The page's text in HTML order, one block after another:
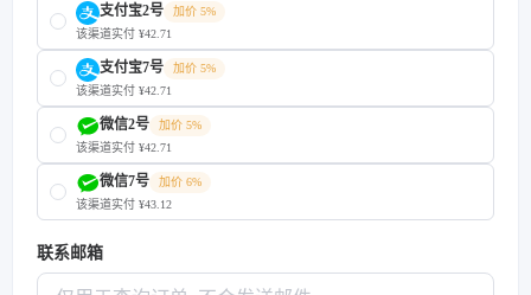
支付宝2号
加价 5%
该渠道实付 ¥42.71
支付宝7号
加价 5%
该渠道实付 ¥42.71
微信2号
加价 5%
该渠道实付 ¥42.71
微信7号
加价 6%
该渠道实付 ¥43.12
联系邮箱